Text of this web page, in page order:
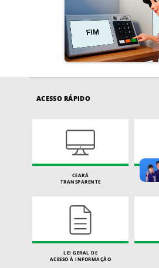
ACESSO RÁPIDO
CEARÁ
TRANSPARENTE
LEI GERAL DE
ACESSO À INFORMAÇÃO